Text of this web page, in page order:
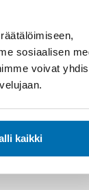
sosiaalisen
voivat
kaikki